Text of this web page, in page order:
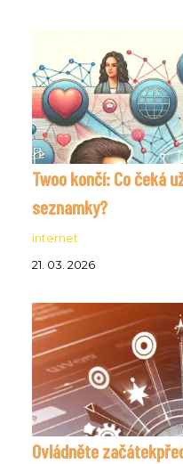
Twoo končí: Co čeká
seznamky?
internet
21. 03. 2026
Ovládněte